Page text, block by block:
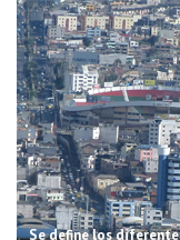
Se define los